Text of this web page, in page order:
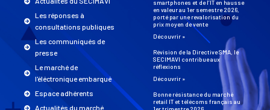
Les réponses à
consultations publiques
Les communiqués de
presse
Le marché de
l'éléctronique embarqué
Espace adhérents
Actualités du marché
smartphones et de l’IT en hausse
en valeur au 1er semestre 2026,
porté par une revalorisation du
prix moyen de vente
Découvrir »
Révision de la Directive SMA, le
SECIMAVI contribue aux
réflexions
Découvrir »
Bonne résistance du marché
retail IT et télécoms français au